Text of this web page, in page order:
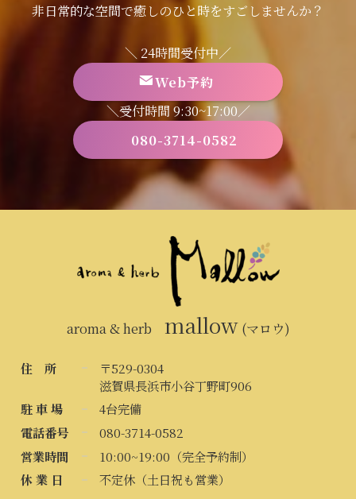
非日常的な空間で癒しのひと時をすごしませんか？
＼ 24時間受付中／
Web予約
＼受付時間 9:30~17:00／
080-3714-0582
aroma & herb mallow(マロウ)
住 所
〒529-0304
滋賀県長浜市小谷丁野町906
駐 車 場
4台完備
電話番号
080-3714-0582
営業時間
10:00~19:00（完全予約制）
休 業 日
不定休（土日祝も営業）